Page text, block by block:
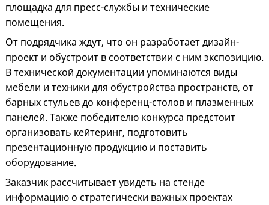
площадка для пресс-службы и технические
помещения.
От подрядчика ждут, что он разработает дизайн-
проект и обустроит в соответствии с ним экспозицию.
В технической документации упоминаются виды
мебели и техники для обустройства пространств, от
барных стульев до конференц-столов и плазменных
панелей. Также победителю конкурса предстоит
организовать кейтеринг, подготовить
презентационную продукцию и поставить
оборудование.
Заказчик рассчитывает увидеть на стенде
информацию о стратегически важных проектах